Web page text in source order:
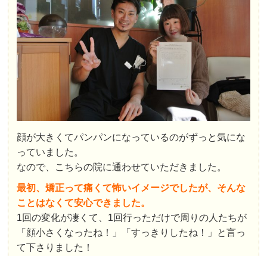
顔が大きくてパンパンになっているのがずっと気にな
っていました。
なので、こちらの院に通わせていただきました。
最初、矯正って痛くて怖いイメージでしたが、そんな
ことはなくて安心できました。
1回の変化が凄くて、1回行っただけで周りの人たちが
「顔小さくなったね！」「すっきりしたね！」と言っ
て下さりました！